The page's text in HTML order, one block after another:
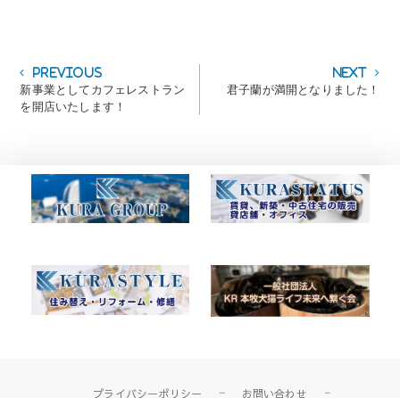
投
稿
ナ
シ
ョ
PreviousPrevious
post:
新事業としてカフェレストラン
を開店いたします！
Next
post:
君子蘭が満開となりました！
プライバシーポリシー お問い合わせ